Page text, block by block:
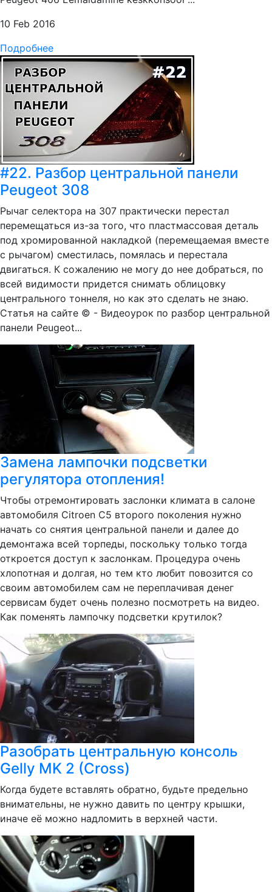
10 Feb 2016
Подробнее
#22. Разбор центральной панели
Peugeot 308
Рычаг селектора на 307 практически перестал
перемещаться из-за того, что пластмассовая деталь
под хромированной накладкой (перемещаемая вместе
с рычагом) сместилась, помялась и перестала
двигаться. К сожалению не могу до нее добраться, по
всей видимости придется снимать облицовку
центрального тоннеля, но как это сделать не знаю.
Статья на сайте © - Видеоурок по разбор центральной
панели Peugeot...
Замена лампочки подсветки
регулятора отопления!
Чтобы отремонтировать заслонки климата в салоне
автомобиля Citroen C5 второго поколения нужно
начать со снятия центральной панели и далее до
демонтажа всей торпеды, поскольку только тогда
откроется доступ к заслонкам. Процедура очень
хлопотная и долгая, но тем кто любит повозится со
своим автомобилем сам не переплачивая денег
сервисам будет очень полезно посмотреть на видео.
Как поменять лампочку подсветки крутилок?
Разобрать центральную консоль
Gelly MK 2 (Cross)
Когда будете вставлять обратно, будьте предельно
внимательны, не нужно давить по центру крышки,
иначе её можно надломить в верхней части.